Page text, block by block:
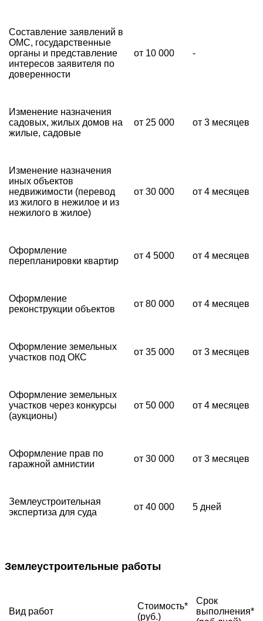
Составление заявлений в
ОМС, государственные
органы и представление
интересов заявителя по
доверенности
от 10 000 -
Изменение назначения
садовых, жилых домов на
жилые, садовые
от 25 000 от 3 месяцев
Изменение назначения
иных объектов
недвижимости (перевод
из жилого в нежилое и из
нежилого в жилое)
от 30 000 от 4 месяцев
Оформление
перепланировки квартир
от 4 5000 от 4 месяцев
Оформление
реконструкции объектов
от 80 000 от 4 месяцев
Оформление земельных
участков под ОКС
от 35 000 от 3 месяцев
Оформление земельных
участков через конкурсы
(аукционы)
от 50 000 от 4 месяцев
Оформление прав по
гаражной амнистии
от 30 000 от 3 месяцев
Землеустроительная
экспертиза для суда
от 40 000 5 дней
Землеустроительные работы
Вид работ
Стоимость*
(руб.)
Срок
выполнения*